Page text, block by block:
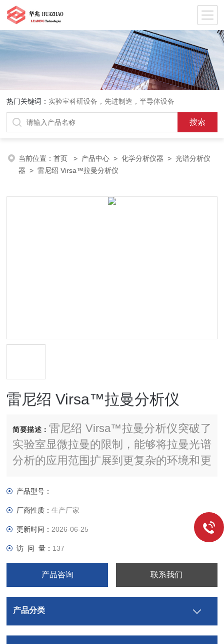
热门关键词： 实验室科研设备，先进制造，半导体设备
当前位置：首页 > 产品中心 >化学分析仪器 >光谱分析仪
器 > 雷尼绍 Virsa™拉曼分析仪
雷尼绍 Virsa™拉曼分析仪
简要描述： 雷尼绍 Virsa™拉曼分析仪突破了
实验室显微拉曼的限制，能够将拉曼光谱
分析的应用范围扩展到更复杂的环境和更
产品型号：
厂商性质：生产厂家
更新时间： 2026-06-25
访 问 量： 137
产品咨询 联系我们
产品分类